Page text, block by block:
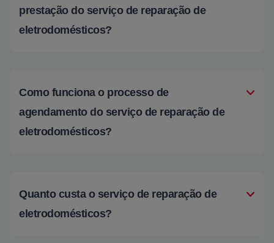
prestação do serviço de reparação de
eletrodomésticos?
Como funciona o processo de
agendamento do serviço de reparação de
eletrodomésticos?
Quanto custa o serviço de reparação de
eletrodomésticos?